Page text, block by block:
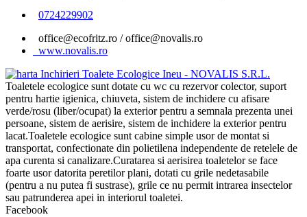
0724229902
office@ecofritz.ro / office@novalis.ro
www.novalis.ro
Toaletele ecologice sunt dotate cu wc cu rezervor colector, suport
pentru hartie igienica, chiuveta, sistem de inchidere cu afisare
verde/rosu (liber/ocupat) la exterior pentru a semnala prezenta unei
persoane, sistem de aerisire, sistem de inchidere la exterior pentru
lacat.Toaletele ecologice sunt cabine simple usor de montat si
transportat, confectionate din polietilena independente de retelele de
apa curenta si canalizare.Curatarea si aerisirea toaletelor se face
foarte usor datorita peretilor plani, dotati cu grile nedetasabile
(pentru a nu putea fi sustrase), grile ce nu permit intrarea insectelor
sau patrunderea apei in interiorul toaletei.
Facebook